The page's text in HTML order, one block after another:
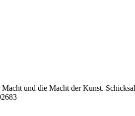
und die Macht der Kunst.